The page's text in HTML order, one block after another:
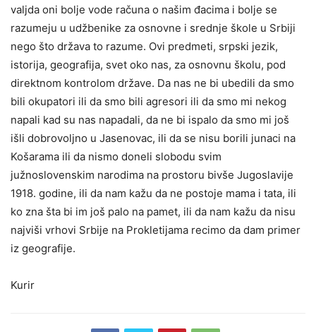
valjda oni bolje vode računa o našim đacima i bolje se
razumeju u udžbenike za osnovne i srednje škole u Srbiji
nego što država to razume. Ovi predmeti, srpski jezik,
istorija, geografija, svet oko nas, za osnovnu školu, pod
direktnom kontrolom države. Da nas ne bi ubedili da smo
bili okupatori ili da smo bili agresori ili da smo mi nekog
napali kad su nas napadali, da ne bi ispalo da smo mi još
išli dobrovoljno u Jasenovac, ili da se nisu borili junaci na
Košarama ili da nismo doneli slobodu svim
južnoslovenskim narodima na prostoru bivše Jugoslavije
1918. godine, ili da nam kažu da ne postoje mama i tata, ili
ko zna šta bi im još palo na pamet, ili da nam kažu da nisu
najviši vrhovi Srbije na Prokletijama recimo da dam primer
iz geografije.
Kurir